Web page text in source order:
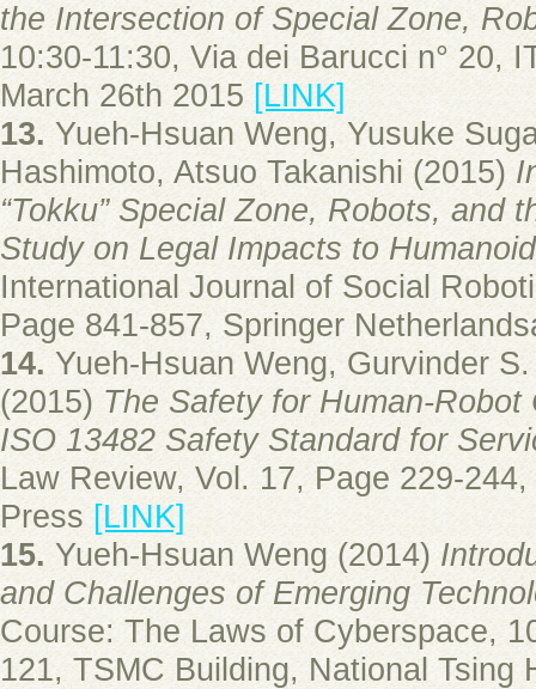
the Intersection of Special Zone,
10:30-11:30, Via dei Barucci n° 20,
March 26th 2015 [LINK]
13. Yueh-Hsuan Weng, Yusuke
Hashimoto, Atsuo Takanishi (2015)
“Tokku” Special Zone, Robots, and
Study on Legal Impacts to
International Journal of Social
Page 841-857, Springer
14. Yueh-Hsuan Weng, Gurvinder
(2015) The Safety for Human-
ISO 13482 Safety Standard for
Law Review, Vol. 17, Page 229-
Press [LINK]
15. Yueh-Hsuan Weng (2014)
and Challenges of Emerging
Course: The Laws of Cyberspace,
121, TSMC Building, National Tsing